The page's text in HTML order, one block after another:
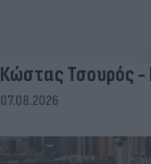
Κώστας Τσουρός -
07.08.2026